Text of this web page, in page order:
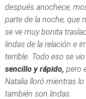
después anochece,
parte de la noche, que
se ve muy bonita
lindas de la relación e
terrible. Todo eso se
sencillo y rápido, pero
Natalia lloró mientras
también son lindas.